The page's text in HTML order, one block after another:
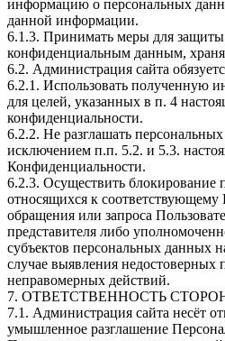
информацию о персональных
данной информации.
6.1.3. Принимать меры для
конфиденциальным данным,
6.2. Администрация сайта
6.2.1. Использовать полученную
для целей, указанных в п. 4
конфиденциальности.
6.2.2. Не разглашать
исключением п.п. 5.2. и 5.3.
Конфиденциальности.
6.2.3. Осуществить блокирование
относящихся к соответствующему
обращения или запроса
представителя либо
субъектов персональных данных
случае выявления
неправомерных действий.
7. ОТВЕТСТВЕННОСТЬ
7.1. Администрация сайта несёт
умышленное разглашение